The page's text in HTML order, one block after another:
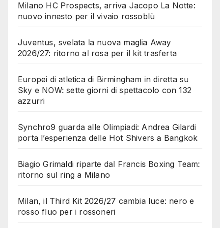
Milano HC Prospects, arriva Jacopo La Notte:
nuovo innesto per il vivaio rossoblù
Juventus, svelata la nuova maglia Away
2026/27: ritorno al rosa per il kit trasferta
Europei di atletica di Birmingham in diretta su
Sky e NOW: sette giorni di spettacolo con 132
azzurri
Synchro9 guarda alle Olimpiadi: Andrea Gilardi
porta l’esperienza delle Hot Shivers a Bangkok
Biagio Grimaldi riparte dal Francis Boxing Team:
ritorno sul ring a Milano
Milan, il Third Kit 2026/27 cambia luce: nero e
rosso fluo per i rossoneri